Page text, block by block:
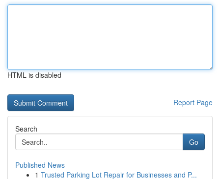
HTML is disabled
Report Page
Search
Go
Published News
1 Trusted Parking Lot Repair for Businesses and P...